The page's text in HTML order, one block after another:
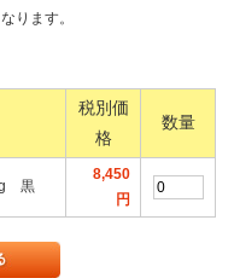
ります。
税別価
格
数量
黒
8,450
円